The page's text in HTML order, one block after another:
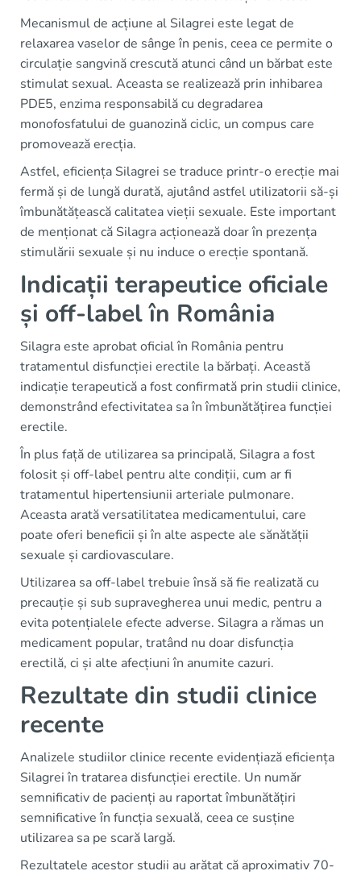
Mecanismul de acțiune al Silagrei este legat de
relaxarea vaselor de sânge în penis, ceea ce permite o
circulație sangvină crescută atunci când un bărbat este
stimulat sexual. Aceasta se realizează prin inhibarea
PDE5, enzima responsabilă cu degradarea
monofosfatului de guanozină ciclic, un compus care
promovează erecția.
Astfel, eficiența Silagrei se traduce printr-o erecție mai
fermă și de lungă durată, ajutând astfel utilizatorii să-și
îmbunătățească calitatea vieții sexuale. Este important
de menționat că Silagra acționează doar în prezența
stimulării sexuale și nu induce o erecție spontană.
Indicații terapeutice oficiale
și off-label în România
Silagra este aprobat oficial în România pentru
tratamentul disfuncției erectile la bărbați. Această
indicație terapeutică a fost confirmată prin studii clinice,
demonstrând efectivitatea sa în îmbunătățirea funcției
erectile.
În plus față de utilizarea sa principală, Silagra a fost
folosit și off-label pentru alte condiții, cum ar fi
tratamentul hipertensiunii arteriale pulmonare.
Aceasta arată versatilitatea medicamentului, care
poate oferi beneficii și în alte aspecte ale sănătății
sexuale și cardiovasculare.
Utilizarea sa off-label trebuie însă să fie realizată cu
precauție și sub supravegherea unui medic, pentru a
evita potențialele efecte adverse. Silagra a rămas un
medicament popular, tratând nu doar disfuncția
erectilă, ci și alte afecțiuni în anumite cazuri.
Rezultate din studii clinice
recente
Analizele studiilor clinice recente evidențiază eficiența
Silagrei în tratarea disfuncției erectile. Un număr
semnificativ de pacienți au raportat îmbunătățiri
semnificative în funcția sexuală, ceea ce susține
utilizarea sa pe scară largă.
Rezultatele acestor studii au arătat că aproximativ 70-